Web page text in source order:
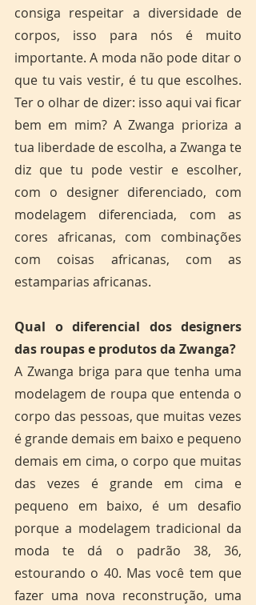
consiga respeitar a diversidade de
corpos, isso para nós é muito
importante. A moda não pode ditar o
que tu vais vestir, é tu que escolhes.
Ter o olhar de dizer: isso aqui vai ficar
bem em mim? A Zwanga prioriza a
tua liberdade de escolha, a Zwanga te
diz que tu pode vestir e escolher,
com o designer diferenciado, com
modelagem diferenciada, com as
cores africanas, com combinações
com coisas africanas, com as
estamparias africanas.
Qual o diferencial dos designers
das roupas e produtos da Zwanga?
A Zwanga briga para que tenha uma
modelagem de roupa que entenda o
corpo das pessoas, que muitas vezes
é grande demais em baixo e pequeno
demais em cima, o corpo que muitas
das vezes é grande em cima e
pequeno em baixo, é um desafio
porque a modelagem tradicional da
moda te dá o padrão 38, 36,
estourando o 40. Mas você tem que
fazer uma nova reconstrução, uma